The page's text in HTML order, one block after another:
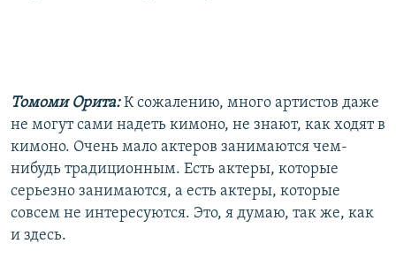
Томоми Орита:К сожалению, много артистов даже
не могут сами надеть кимоно, не знают, как ходят в
кимоно. Очень мало актеров занимаются чем-
нибудь традиционным. Есть актеры, которые
серьезно занимаются, а есть актеры, которые
совсем не интересуются. Это, я думаю, так же, как
и здесь.